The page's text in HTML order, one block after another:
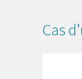
Cas